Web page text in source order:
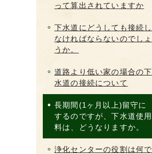
って算出されていますか
下水道にどうしても接続し
なければならないのでしょ
うか。
道路より低い家の場合の下
水道の接続について
長期間(1ヶ月以上)留守に
するのですが、下水道使用
料は、どうなりますか。
浄化センターの役割は何で